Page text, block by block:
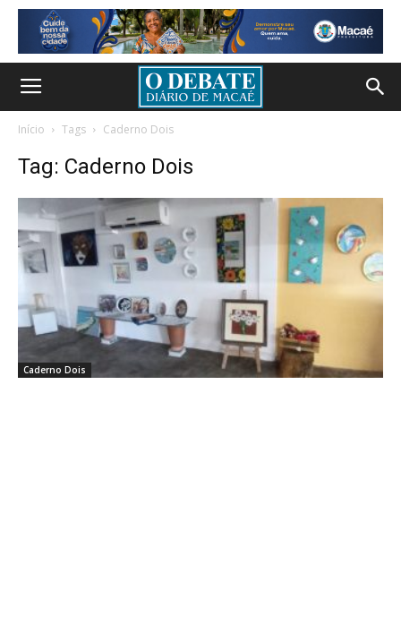
Início Tags Caderno Dois
Tag: Caderno Dois
Caderno Dois